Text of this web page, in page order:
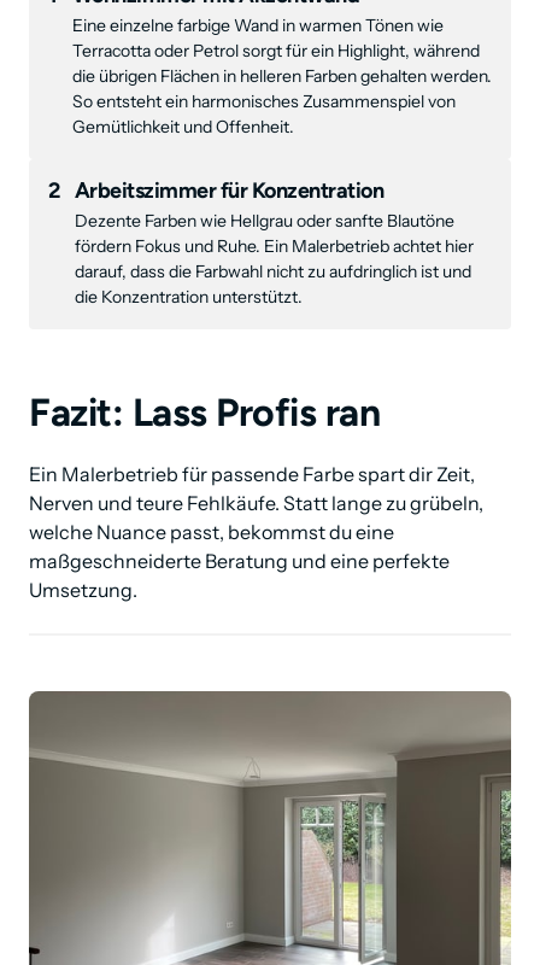
Eine einzelne farbige Wand in warmen Tönen wie
Terracotta oder Petrol sorgt für ein Highlight, während
die übrigen Flächen in helleren Farben gehalten werden.
So entsteht ein harmonisches Zusammenspiel von
Gemütlichkeit und Offenheit.
2 Arbeitszimmer für Konzentration
Dezente Farben wie Hellgrau oder sanfte Blautöne
fördern Fokus und Ruhe. Ein Malerbetrieb achtet hier
darauf, dass die Farbwahl nicht zu aufdringlich ist und
die Konzentration unterstützt.
Fazit: Lass Profis ran
Ein Malerbetrieb für passende Farbe spart dir Zeit,
Nerven und teure Fehlkäufe. Statt lange zu grübeln,
welche Nuance passt, bekommst du eine
maßgeschneiderte Beratung und eine perfekte
Umsetzung.